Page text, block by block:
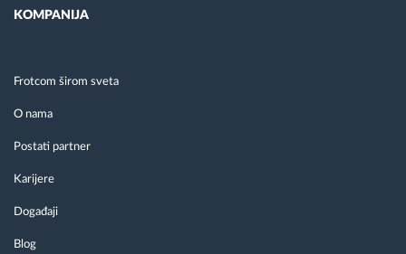
KOMPANIJA
Frotcom širom sveta
O nama
Postati partner
Karijere
Događaji
Blog